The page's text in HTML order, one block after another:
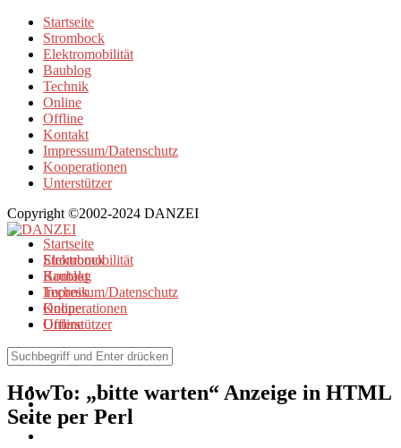
Startseite
Strombock
Elektromobilität
Baublog
Technik
Online
Offline
Kontakt
Impressum/Datenschutz
Kooperationen
Unterstützer
Copyright ©2002-2024 DANZEI
Startseite
Strombock
Kontakt
Impressum/Datenschutz
Kooperationen
Unterstützer
Elektromobilität
Baublog
Technik
Online
Offline
Online
HowTo: „bitte warten“ Anzeige in HTML
Seite per Perl